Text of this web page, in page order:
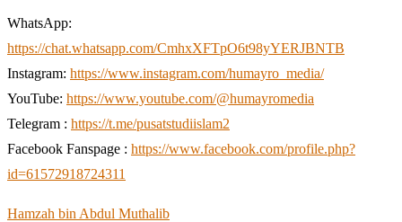
WhatsApp:
https://chat.whatsapp.com/CmhxXFTpO6t98yYERJBNTB
Instagram: https://www.instagram.com/humayro_media/
YouTube: https://www.youtube.com/@humayromedia
Telegram : https://t.me/pusatstudiislam2
Facebook Fanspage : https://www.facebook.com/profile.php?
id=61572918724311
Hamzah bin Abdul Muthalib